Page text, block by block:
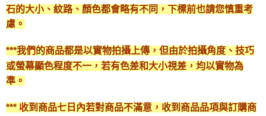
石的大小、紋路、顏色都會略有不同，下標前也請您慎重考
慮。
***我們的商品都是以實物拍攝上傳，但由於拍攝角度、技巧
或螢幕顯色程度不一，若有色差和大小視差，均以實物為
準。
*** 收到商品七日內若對商品不滿意，收到商品品項與訂購商